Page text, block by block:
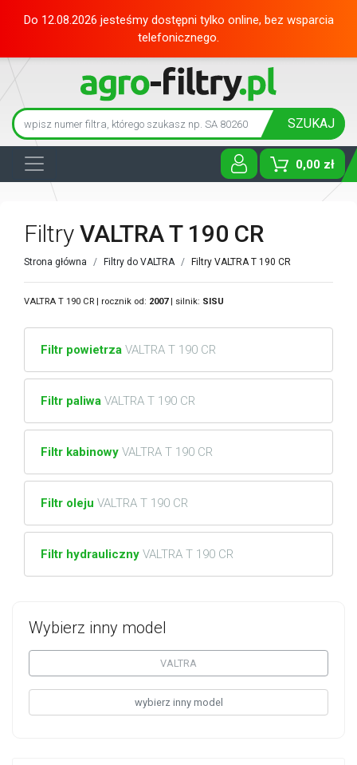
Do 12.08.2026 jesteśmy dostępni tylko online, bez wsparcia
telefonicznego.
SZUKAJ
0,00 zł
Toggle
Wybierz inny model
VALTRA
wybierz inny model
Filtry VALTRA T 190 CR
Strona główna Filtry do VALTRA Filtry VALTRA T 190 CR
VALTRA T 190 CR | rocznik od: 2007| silnik: SISU
Filtr powietrza VALTRA T 190 CR
Filtr paliwa VALTRA T 190 CR
Filtr kabinowy VALTRA T 190 CR
Filtr oleju VALTRA T 190 CR
Filtr hydrauliczny VALTRA T 190 CR